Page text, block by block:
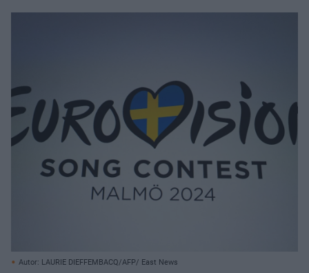
Autor: LAURIE DIEFFEMBACQ/AFP/ East News